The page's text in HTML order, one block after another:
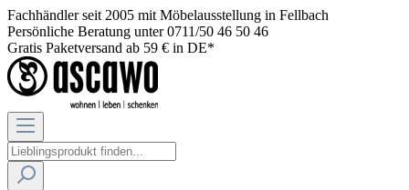
Fachhändler seit 2005 mit Möbelausstellung in Fellbach
Persönliche Beratung unter 0711/50 46 50 46
Gratis Paketversand ab 59 € in DE*